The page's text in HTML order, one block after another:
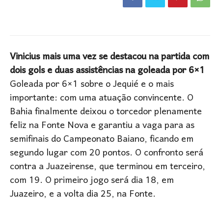
Vinicius mais uma vez se destacou na partida com
dois gols e duas assistências na goleada por 6×1
Goleada por 6×1 sobre o Jequié e o mais
importante: com uma atuação convincente. O
Bahia finalmente deixou o torcedor plenamente
feliz na Fonte Nova e garantiu a vaga para as
semifinais do Campeonato Baiano, ficando em
segundo lugar com 20 pontos. O confronto será
contra a Juazeirense, que terminou em terceiro,
com 19. O primeiro jogo será dia 18, em
Juazeiro, e a volta dia 25, na Fonte.